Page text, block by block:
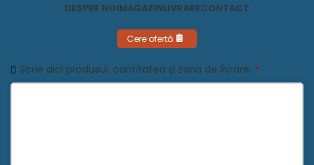
DESPRE NOIMAGAZINLIVRARECONTACT
Cere ofertă
Scrie aici produsul, cantitatea și zona de livrare. *